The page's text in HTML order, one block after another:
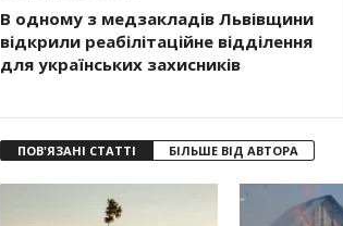
В одному з медзакладів Львівщини
відкрили реабілітаційне відділення
для українських захисників
ПОВ'ЯЗАНІ СТАТТІ БІЛЬШЕ ВІД АВТОРА